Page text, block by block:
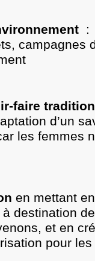
:
campagnes
faire
d’un
les femmes
en mettant
destination
et en
pour